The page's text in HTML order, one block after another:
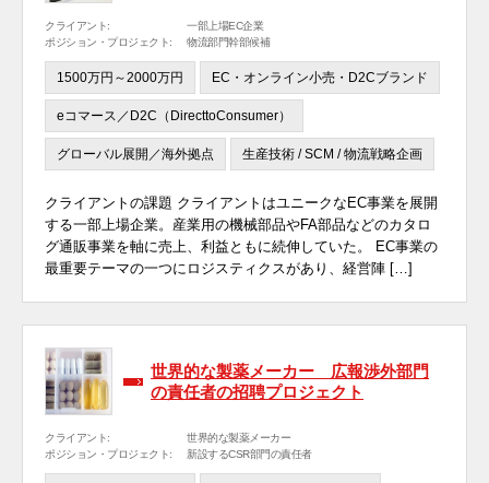
クライアント:
一部上場EC企業
ポジション・プロジェクト:
物流部門幹部候補
1500万円～2000万円 EC・オンライン小売・D2Cブランド
eコマース／D2C（DirecttoConsumer）
グローバル展開／海外拠点 生産技術 / SCM / 物流戦略企画
クライアントの課題 クライアントはユニークなEC事業を展開
する一部上場企業。産業用の機械部品やFA部品などのカタロ
グ通販事業を軸に売上、利益ともに続伸していた。 EC事業の
最重要テーマの一つにロジスティクスがあり、経営陣 […]
世界的な製薬メーカー 広報渉外部門
の責任者の招聘プロジェクト
クライアント:
世界的な製薬メーカー
ポジション・プロジェクト:
新設するCSR部門の責任者